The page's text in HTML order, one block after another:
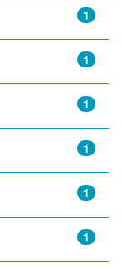
1
1
1
1
1
1